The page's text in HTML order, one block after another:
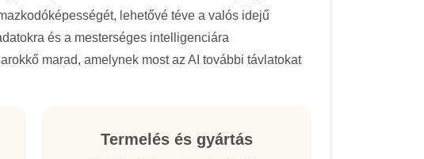
lehetővé téve a valós idejű
és a mesterséges intelligenciára
marad, amelynek most az AI további távlatokat
Termelés és gyártás